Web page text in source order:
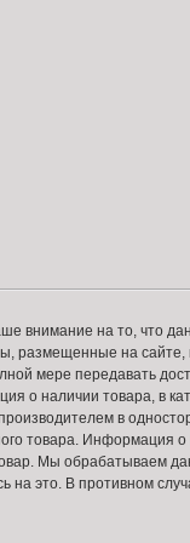
внимание на то, что
размещенные на
мере передавать
о наличии товара, в
в
товара. Информация
Мы обрабатываем
на это. В противном